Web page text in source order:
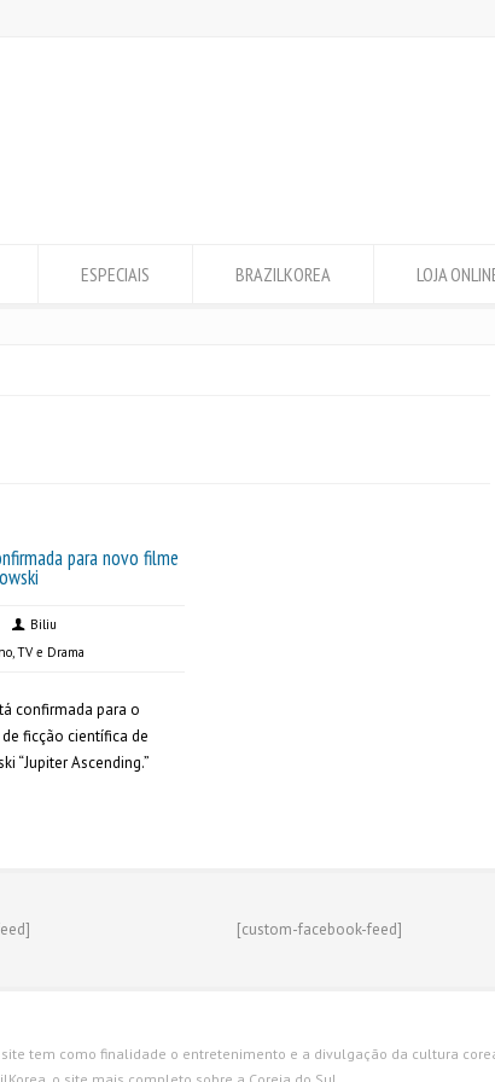
ESPECIAIS BRAZILKOREA LOJA
para novo filme
Biliu
,TV e Drama
confirmada para o
ficção científica de
“Jupiter Ascending.”
[custom-facebook-feed]
site tem como finalidade o entretenimento e a divulgação da cultura